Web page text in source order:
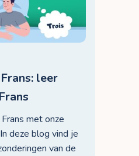
leer
met onze
deze blog vind je
van de